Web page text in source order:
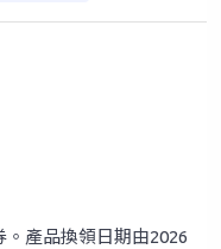
產品換領日期由2026